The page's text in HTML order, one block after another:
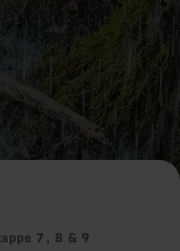
7, 8 & 9